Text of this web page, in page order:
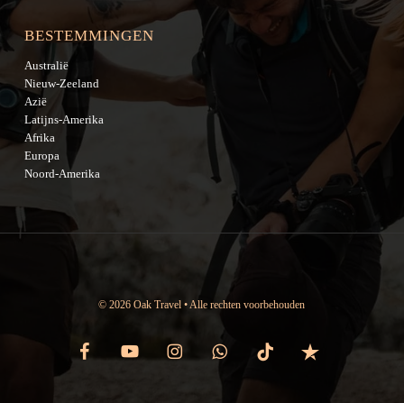
BESTEMMINGEN
Australië
Nieuw-Zeeland
Azië
Latijns-Amerika
Afrika
Europa
Noord-Amerika
© 2026 Oak Travel • Alle rechten voorbehouden
facebook youtube instagram whatsapp tiktok trustpilot